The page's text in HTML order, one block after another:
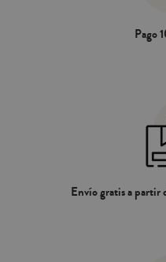
Pago
Envío gratis a